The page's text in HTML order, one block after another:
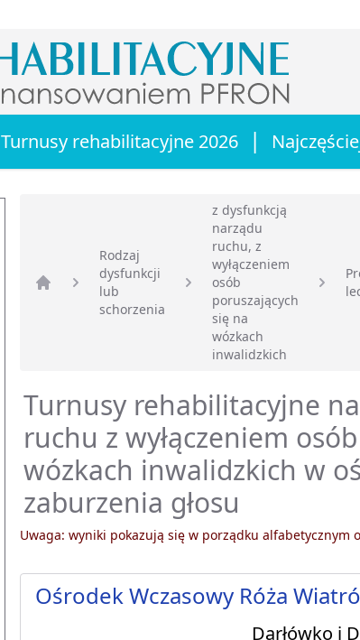
Turnusy rehabilitacyjne 2026 |
Strona główna
Rodzaj
dysfunkcji
lub
schorzenia
z dysfunkcją
narządu
ruchu, z
wyłączeniem
osób
poruszających
się na
wózkach
inwalidzkich
Turnusy rehabilitacyjne
ruchu z wyłączeniem
wózkach inwalidzkich w
zaburzenia głosu
Uwaga: wyniki pokazują się w porządku alfabetycznym
Ośrodek Wczasowy Róża
Darłówko i